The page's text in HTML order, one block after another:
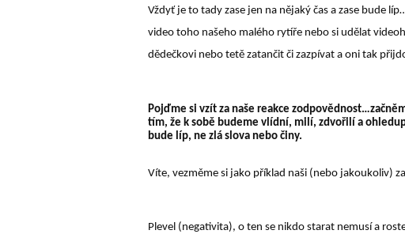
Vždyť je to tady zase jen na nějaký čas a zase bude
video toho našeho malého rytíře nebo si udělat
dědečkovi nebo tetě zatančit či zazpívat a oni tak
Pojďme si vzít za naše reakce zodpovědnost…
tím, že k sobě budeme vlídní, milí, zdvořilí a
bude líp, ne zlá slova nebo činy.
Víte, vezměme si jako příklad naši (nebo jakoukoliv)
Plevel (negativita), o ten se nikdo starat nemusí a